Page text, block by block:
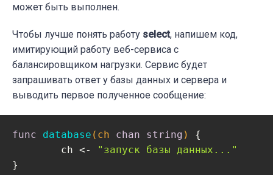
может быть выполнен.
Чтобы лучше понять работу select, напишем код,
имитирующий работу веб-сервиса с
балансировщиком нагрузки. Сервис будет
запрашивать ответ у базы данных и сервера и
выводить первое полученное сообщение:
func database (ch chan string )
{
	ch <-
"запуск базы данных..."
}